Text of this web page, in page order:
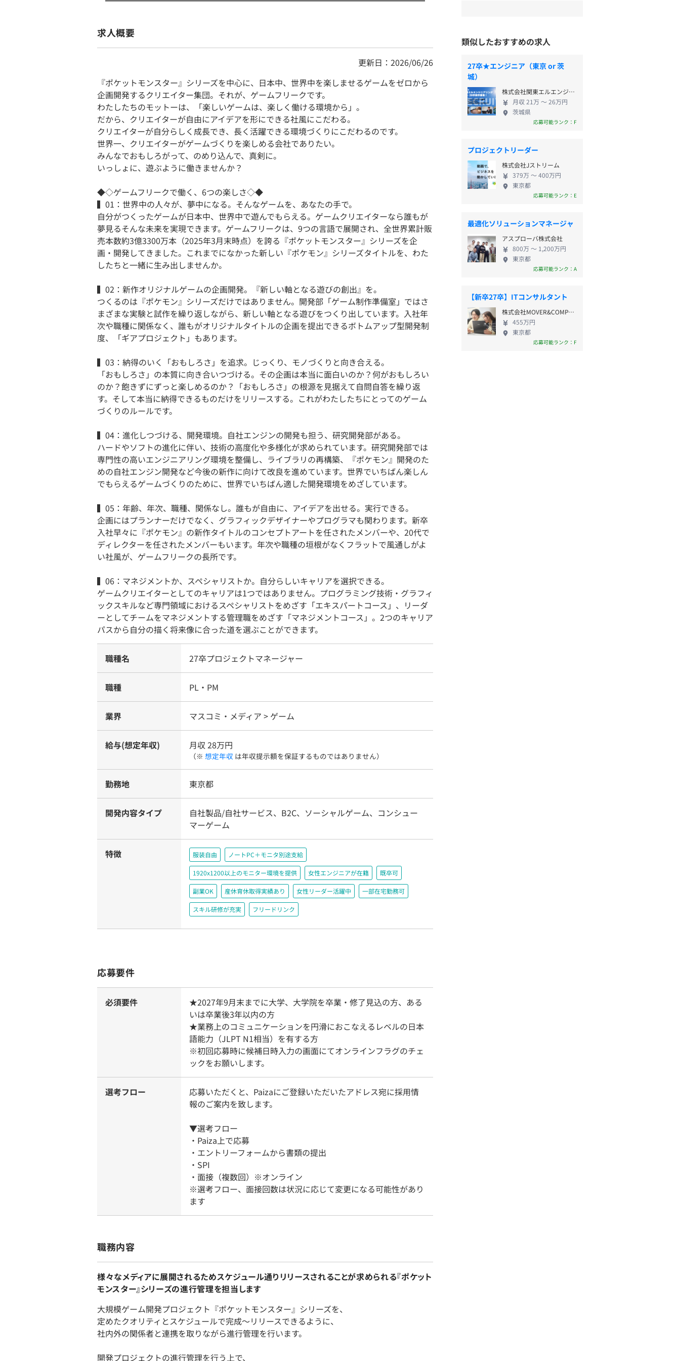
求人概要
更新日：2026/06/26
『ポケットモンスター』シリーズを中心に、日本中、世界中を楽しませるゲームをゼロから
企画開発するクリエイター集団。それが、ゲームフリークです。
わたしたちのモットーは、「楽しいゲームは、楽しく働ける環境から」。
だから、クリエイターが自由にアイデアを形にできる社風にこだわる。
クリエイターが自分らしく成長でき、長く活躍できる環境づくりにこだわるのです。
世界一、クリエイターがゲームづくりを楽しめる会社でありたい。
みんなでおもしろがって、のめり込んで、真剣に。
いっしょに、遊ぶように働きませんか？
◆◇ゲームフリークで働く、6つの楽しさ◇◆
▍01：世界中の人々が、夢中になる。そんなゲームを、あなたの手で。
自分がつくったゲームが日本中、世界中で遊んでもらえる。ゲームクリエイターなら誰もが
夢見るそんな未来を実現できます。ゲームフリークは、9つの言語で展開され、全世界累計販
売本数約3億3300万本（2025年3月末時点）を誇る『ポケットモンスター』シリーズを企
画・開発してきました。これまでになかった新しい『ポケモン』シリーズタイトルを、わた
したちと一緒に生み出しませんか。
▍02：新作オリジナルゲームの企画開発。『新しい軸となる遊びの創出』を。
つくるのは『ポケモン』シリーズだけではありません。開発部「ゲーム制作準備室」ではさ
まざまな実験と試作を繰り返しながら、新しい軸となる遊びをつくり出しています。入社年
次や職種に関係なく、誰もがオリジナルタイトルの企画を提出できるボトムアップ型開発制
度、「ギアプロジェクト」もあります。
▍03：納得のいく「おもしろさ」を追求。じっくり、モノづくりと向き合える。
「おもしろさ」の本質に向き合いつづける。その企画は本当に面白いのか？何がおもしろい
のか？飽きずにずっと楽しめるのか？「おもしろさ」の根源を見据えて自問自答を繰り返
す。そして本当に納得できるものだけをリリースする。これがわたしたちにとってのゲーム
づくりのルールです。
▍04：進化しつづける、開発環境。自社エンジンの開発も担う、研究開発部がある。
ハードやソフトの進化に伴い、技術の高度化や多様化が求められています。研究開発部では
専門性の高いエンジニアリング環境を整備し、ライブラリの再構築、『ポケモン』開発のた
めの自社エンジン開発など今後の新作に向けて改良を進めています。世界でいちばん楽しん
でもらえるゲームづくりのために、世界でいちばん適した開発環境をめざしています。
▍05：年齢、年次、職種、関係なし。誰もが自由に、アイデアを出せる。実行できる。
企画にはプランナーだけでなく、グラフィックデザイナーやプログラマも関わります。新卒
入社早々に『ポケモン』の新作タイトルのコンセプトアートを任されたメンバーや、20代で
ディレクターを任されたメンバーもいます。年次や職種の垣根がなくフラットで風通しがよ
い社風が、ゲームフリークの長所です。
▍06：マネジメントか、スペシャリストか。自分らしいキャリアを選択できる。
ゲームクリエイターとしてのキャリアは1つではありません。プログラミング技術・グラフィ
ックスキルなど専門領域におけるスペシャリストをめざす「エキスパートコース」、リーダ
ーとしてチームをマネジメントする管理職をめざす「マネジメントコース」。2つのキャリア
パスから自分の描く将来像に合った道を選ぶことができます。
職種名 27卒プロジェクトマネージャー
職種 PL・PM
業界 マスコミ・メディア > ゲーム
給与(想定年収) 月収 28万円
（※ 想定年収 は年収提示額を保証するものではありません）
勤務地 東京都
開発内容タイプ
自社製品/自社サービス、B2C、ソーシャルゲーム、コンシュー
マーゲーム
特徴 服装自由 ノートPC＋モニタ別途支給
1920x1200以上のモニター環境を提供 女性エンジニアが在籍 既卒可
副業OK 産休育休取得実績あり 女性リーダー活躍中 一部在宅勤務可
スキル研修が充実 フリードリンク
応募要件
必須要件
★2027年9月末までに大学、大学院を卒業・修了見込の方、ある
いは卒業後3年以内の方
★業務上のコミュニケーションを円滑におこなえるレベルの日本
語能力（JLPT N1相当）を有する方
※初回応募時に候補日時入力の画面にてオンラインフラグのチェ
ックをお願いします。
選考フロー
応募いただくと、Paizaにご登録いただいたアドレス宛に採用情
報のご案内を致します。
▼選考フロー
・Paiza上で応募
・エントリーフォームから書類の提出
・SPI
・面接（複数回）※オンライン
※選考フロー、面接回数は状況に応じて変更になる可能性があり
ます
職務内容
様々なメディアに展開されるためスケジュール通りリリースされることが求められる『ポケット
モンスター』シリーズの進行管理を担当します
大規模ゲーム開発プロジェクト『ポケットモンスター』シリーズを、
定めたクオリティとスケジュールで完成～リリースできるように、
社内外の関係者と連携を取りながら進行管理を行います。
開発プロジェクトの進行管理を行う上で、
類似したおすすめの求人
27卒★エンジニア（東京 or 茨
城）
株式会社関東エルエンジニアリング
月収 21万 〜 26万円
茨城県
応募可能ランク：F
プロジェクトリーダー
株式会社Jストリーム
379万 〜 400万円
東京都
応募可能ランク：E
最適化ソリューションマネージャ
アスプローバ株式会社
800万 〜 1,200万円
東京都
応募可能ランク：A
【新卒27卒】ITコンサルタント
株式会社MOVER&COMPANY
455万円
東京都
応募可能ランク：F